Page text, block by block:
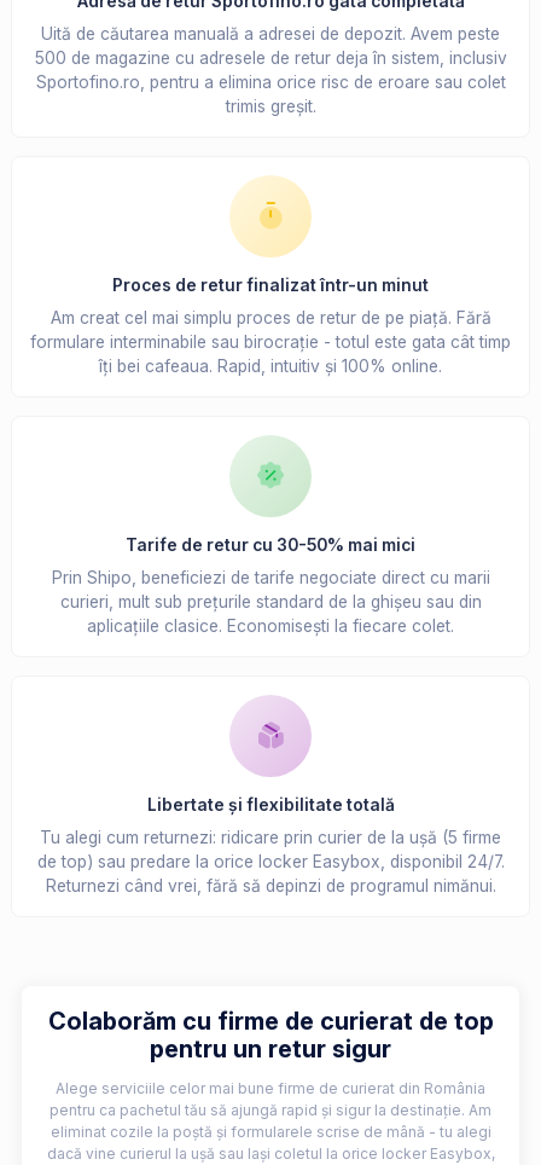
Uită de căutarea manuală a adresei de depozit. Avem peste
500 de magazine cu adresele de retur deja în sistem, inclusiv
Sportofino.ro, pentru a elimina orice risc de eroare sau colet
trimis greșit.
Proces de retur finalizat într-un minut
Am creat cel mai simplu proces de retur de pe piață. Fără
formulare interminabile sau birocrație - totul este gata cât timp
îți bei cafeaua. Rapid, intuitiv și 100% online.
Tarife de retur cu 30-50% mai mici
Prin Shipo, beneficiezi de tarife negociate direct cu marii
curieri, mult sub prețurile standard de la ghișeu sau din
aplicațiile clasice. Economisești la fiecare colet.
Libertate și flexibilitate totală
Tu alegi cum returnezi: ridicare prin curier de la ușă (5 firme
de top) sau predare la orice locker Easybox, disponibil 24/7.
Returnezi când vrei, fără să depinzi de programul nimănui.
Colaborăm cu firme de curierat de top
pentru un retur sigur
Alege serviciile celor mai bune firme de curierat din România
pentru ca pachetul tău să ajungă rapid și sigur la destinație. Am
eliminat cozile la poștă și formularele scrise de mână - tu alegi
dacă vine curierul la ușă sau lași coletul la orice locker Easybox,